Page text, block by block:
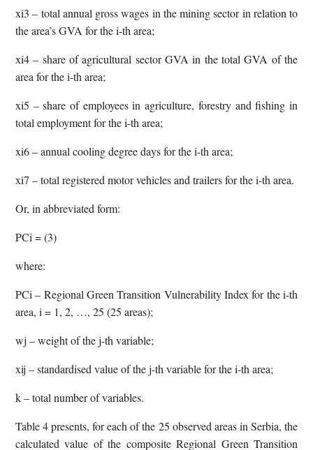
xi3 – total annual gross wages in the mining sector in relation to
the area’s GVA for the i-th area;
xi4 – share of agricultural sector GVA in the total GVA of the
area for the i-th area;
xi5 – share of employees in agriculture, forestry and fishing in
total employment for the i-th area;
xi6 – annual cooling degree days for the i-th area;
xi7 – total registered motor vehicles and trailers for the i-th area.
Or, in abbreviated form:
PCi = (3)
where:
PCi – Regional Green Transition Vulnerability Index for the i-th
area, i = 1, 2, …, 25 (25 areas);
wj – weight of the j-th variable;
xij – standardised value of the j-th variable for the i-th area;
k – total number of variables.
Table 4 presents, for each of the 25 observed areas in Serbia, the
calculated value of the composite Regional Green Transition